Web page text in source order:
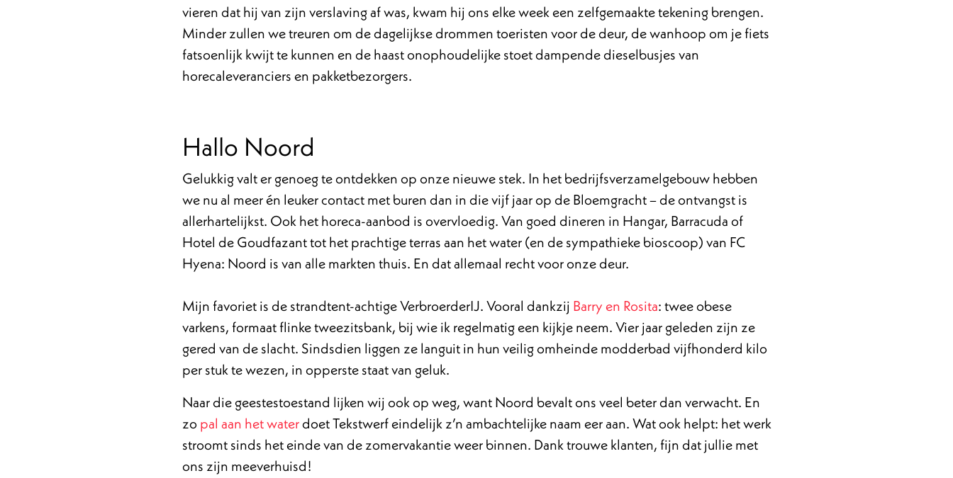
vieren dat hij van zijn verslaving af was, kwam hij ons elke week een zelfgemaakte tekening brengen.
Minder zullen we treuren om de dagelijkse drommen toeristen voor de deur, de wanhoop om je fiets
fatsoenlijk kwijt te kunnen en de haast onophoudelijke stoet dampende dieselbusjes van
horecaleveranciers en pakketbezorgers.
Hallo Noord
Gelukkig valt er genoeg te ontdekken op onze nieuwe stek. In het bedrijfsverzamelgebouw hebben
we nu al meer én leuker contact met buren dan in die vijf jaar op de Bloemgracht – de ontvangst is
allerhartelijkst. Ook het horeca-aanbod is overvloedig. Van goed dineren in Hangar, Barracuda of
Hotel de Goudfazant tot het prachtige terras aan het water (en de sympathieke bioscoop) van FC
Hyena: Noord is van alle markten thuis. En dat allemaal recht voor onze deur.
Mijn favoriet is de strandtent-achtige VerbroerderIJ. Vooral dankzij Barry en Rosita: twee obese
varkens, formaat flinke tweezitsbank, bij wie ik regelmatig een kijkje neem. Vier jaar geleden zijn ze
gered van de slacht. Sindsdien liggen ze languit in hun veilig omheinde modderbad vijfhonderd kilo
per stuk te wezen, in opperste staat van geluk.
Naar die geestestoestand lijken wij ook op weg, want Noord bevalt ons veel beter dan verwacht. En
zo pal aan het waterdoet Tekstwerf eindelijk z’n ambachtelijke naam eer aan. Wat ook helpt: het werk
stroomt sinds het einde van de zomervakantie weer binnen. Dank trouwe klanten, fijn dat jullie met
ons zijn meeverhuisd!